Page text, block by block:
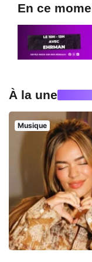
En ce
À la une
Musique